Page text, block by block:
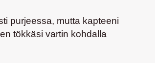
purjeessa, mutta kapteeni
tökkäsi vartin kohdalla